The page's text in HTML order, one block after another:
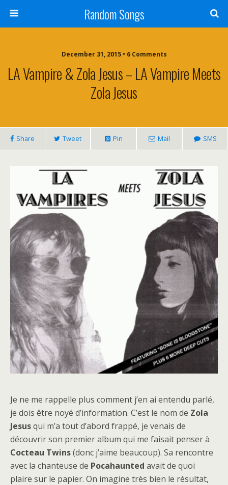
Random Songs
December 31, 2015 • 6 Comments
LA Vampire & Zola Jesus – LA Vampire Meets
Zola Jesus
Share Tweet Pin Mail SMS
Je ne me rappelle plus comment j’en ai entendu parlé,
je dois être noyé d’information. C’est le nom de Zola
Jesusqui m’a tout d’abord frappé, je venais de
découvrir son premier album qui me faisait penser à
Cocteau Twins(donc j’aime beaucoup). Sa rencontre
avec la chanteuse de Pocahaunted avait de quoi
plaire sur le papier. On imagine très bien le résultat,